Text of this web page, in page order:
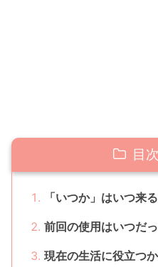
目次
「いつか」はいつ来
前回の使用はいつだ
現在の生活に役立つ